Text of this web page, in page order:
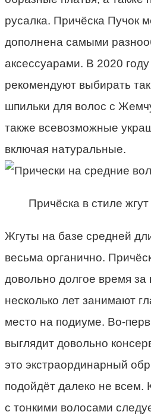
русалка. Причёска Пучок
дополнена самыми
аксессуарами. В 2020
рекомендуют выбирать
шпильки для волос с
также всевозможные
включая натуральные.
Причёска в стиле жгут
Жгуты на базе средней
весьма органично.
довольно долгое время за
несколько лет занимают
место на подиуме. Во-
выглядит довольно
это экстраординарный
подойдёт далеко не всем.
с тонкими волосами